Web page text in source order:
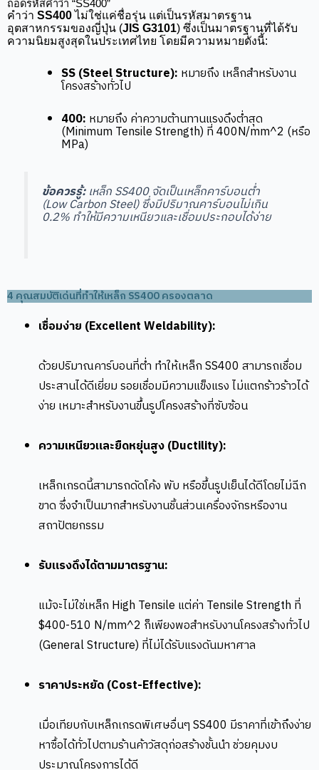
ถอดรหัสคำว่า “SS400”
คำว่า SS400ไม่ใช่แค่ชื่อรุ่น แต่เป็นรหัสมาตรฐาน
อุตสาหกรรมของญี่ปุ่น (JIS G3101) ซึ่งเป็นมาตรฐานที่ได้รับ
ความนิยมสูงสุดในประเทศไทย โดยมีความหมายดังนี้:
SS (Steel Structure): หมายถึง เหล็กสำหรับงาน
โครงสร้างทั่วไป
400: หมายถึง ค่าความต้านทานแรงดึงต่ำสุด
(Minimum Tensile Strength) ที่400N/mm^2 (หรือ
MPa)
ข้อควรรู้:เหล็ก SS400 จัดเป็นเหล็กคาร์บอนต่ำ
(Low Carbon Steel) ซึ่งมีปริมาณคาร์บอนไม่เกิน
0.2% ทำให้มีความเหนียวและเชื่อมประกอบได้ง่าย
4 คุณสมบัติเด่นที่ทำให้เหล็ก SS400 ครองตลาด
เชื่อมง่าย (Excellent Weldability):
ด้วยปริมาณคาร์บอนที่ต่ำ ทำให้เหล็ก SS400 สามารถเชื่อม
ประสานได้ดีเยี่ยม รอยเชื่อมมีความแข็งแรง ไม่แตกร้าวร้าวได้
ง่าย เหมาะสำหรับงานขึ้นรูปโครงสร้างที่ซับซ้อน
ความเหนียวและยืดหยุ่นสูง (Ductility):
เหล็กเกรดนี้สามารถดัดโค้ง พับ หรือขึ้นรูปเย็นได้ดีโดยไม่ฉีก
ขาด ซึ่งจำเป็นมากสำหรับงานชิ้นส่วนเครื่องจักรหรืองาน
สถาปัตยกรรม
รับแรงดึงได้ตามมาตรฐาน:
แม้จะไม่ใช่เหล็ก High Tensile แต่ค่า Tensile Strength ที่
$400-510 N/mm^2 ก็เพียงพอสำหรับงานโครงสร้างทั่วไป
(General Structure) ที่ไม่ได้รับแรงดันมหาศาล
ราคาประหยัด (Cost-Effective):
เมื่อเทียบกับเหล็กเกรดพิเศษอื่นๆ SS400 มีราคาที่เข้าถึงง่าย
หาซื้อได้ทั่วไปตามร้านค้าวัสดุก่อสร้างชั้นนำ ช่วยคุมงบ
ประมาณโครงการได้ดี